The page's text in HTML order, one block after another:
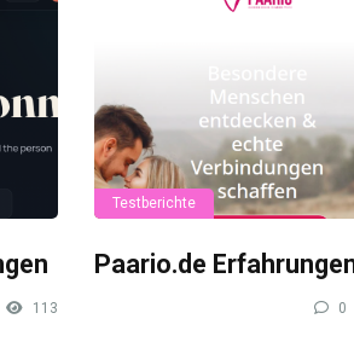
113
Testberichte
Paario.de
0